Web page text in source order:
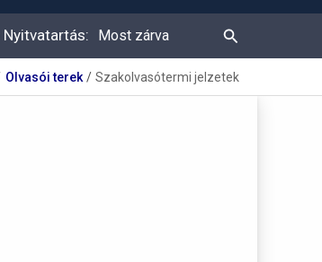
Nyitvatartás: Most zárva Keresés
Olvasói terek Szakolvasótermi jelzetek